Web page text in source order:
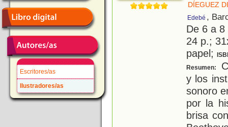
Escritores/as
Ilustradores/as
DÍEGUEZ
Edebé ,
De 6 a
24 p.;
papel;
Resumen:
y los
sonoro
por la
brisa